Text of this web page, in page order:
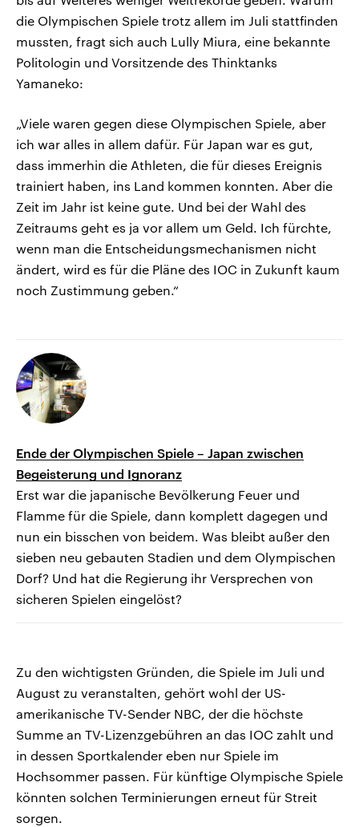
die Olympischen Spiele trotz allem im Juli stattfinden
mussten, fragt sich auch Lully Miura, eine bekannte
Politologin und Vorsitzende des Thinktanks
Yamaneko:
„Viele waren gegen diese Olympischen Spiele, aber
ich war alles in allem dafür. Für Japan war es gut,
dass immerhin die Athleten, die für dieses Ereignis
trainiert haben, ins Land kommen konnten. Aber die
Zeit im Jahr ist keine gute. Und bei der Wahl des
Zeitraums geht es ja vor allem um Geld. Ich fürchte,
wenn man die Entscheidungsmechanismen nicht
ändert, wird es für die Pläne des IOC in Zukunft kaum
noch Zustimmung geben.“
Ende der Olympischen Spiele – Japan zwischen
Begeisterung und Ignoranz
Erst war die japanische Bevölkerung Feuer und
Flamme für die Spiele, dann komplett dagegen und
nun ein bisschen von beidem. Was bleibt außer den
sieben neu gebauten Stadien und dem Olympischen
Dorf? Und hat die Regierung ihr Versprechen von
sicheren Spielen eingelöst?
Zu den wichtigsten Gründen, die Spiele im Juli und
August zu veranstalten, gehört wohl der US-
amerikanische TV-Sender NBC, der die höchste
Summe an TV-Lizenzgebühren an das IOC zahlt und
in dessen Sportkalender eben nur Spiele im
Hochsommer passen. Für künftige Olympische Spiele
könnten solchen Terminierungen erneut für Streit
sorgen.